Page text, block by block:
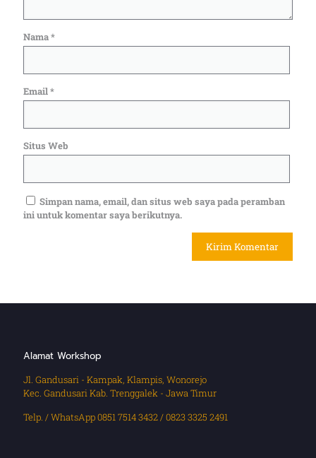
Nama*
Email*
Situs Web
Simpan nama, email, dan situs web saya pada peramban
ini untuk komentar saya berikutnya.
Alamat Workshop
Jl. Gandusari - Kampak, Klampis, Wonorejo
Kec. Gandusari Kab. Trenggalek - Jawa Timur
Telp. / WhatsApp 0851 7514 3432 / 0823 3325 2491